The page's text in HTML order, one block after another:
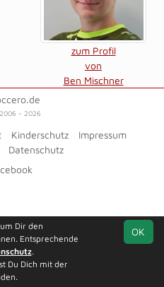
zum Profil
von
Ben Mischner
- 2026
Kinderschutz
Impressum
Datenschutz
OK
Dir den
Entsprechende
.
Du Dich mit der